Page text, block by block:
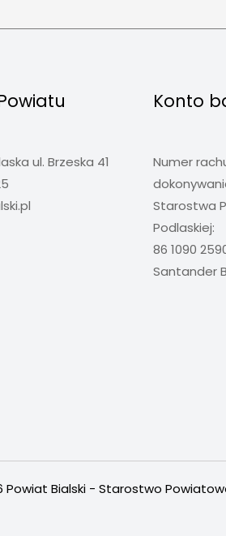
ul. Brzeska 41
Konto
Numer
Starostwa
Podlaskiej:
86 1090
Santander
Bialski - Starostwo